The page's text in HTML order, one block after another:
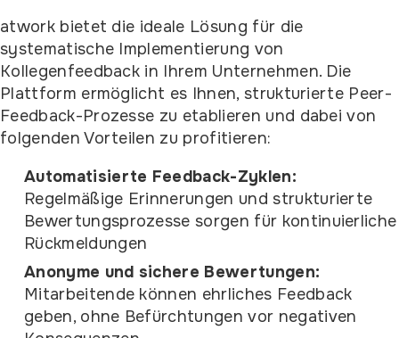
atwork bietet die ideale Lösung für die
systematische Implementierung von
Kollegenfeedback in Ihrem Unternehmen. Die
Plattform ermöglicht es Ihnen, strukturierte Peer-
Feedback-Prozesse zu etablieren und dabei von
folgenden Vorteilen zu profitieren:
Automatisierte Feedback-Zyklen:
Regelmäßige Erinnerungen und strukturierte
Bewertungsprozesse sorgen für kontinuierliche
Rückmeldungen
Anonyme und sichere Bewertungen:
Mitarbeitende können ehrliches Feedback
geben, ohne Befürchtungen vor negativen